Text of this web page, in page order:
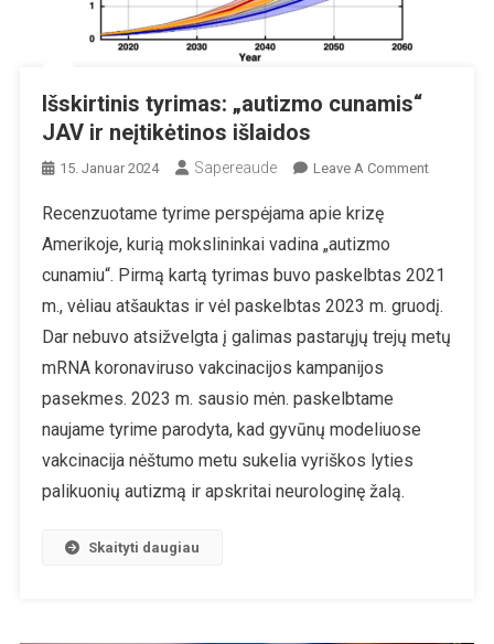
Išskirtinis tyrimas: „autizmo cunamis“
JAV ir neįtikėtinos išlaidos
15. Januar 2024 Sapereaude Leave A CommentOn
Cunamis“
Recenzuotame tyrime perspėjama apie krizę
Amerikoje, kurią mokslininkai vadina „autizmo
cunamiu“. Pirmą kartą tyrimas buvo paskelbtas 2021
m., vėliau atšauktas ir vėl paskelbtas 2023 m. gruodį.
Dar nebuvo atsižvelgta į galimas pastarųjų trejų metų
mRNA koronaviruso vakcinacijos kampanijos
pasekmes. 2023 m. sausio mėn. paskelbtame
naujame tyrime parodyta, kad gyvūnų modeliuose
vakcinacija nėštumo metu sukelia vyriškos lyties
palikuonių autizmą ir apskritai neurologinę žalą.
Skaityti daugiau